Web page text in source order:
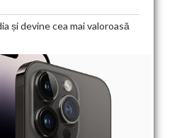
și devine cea mai valoroasă